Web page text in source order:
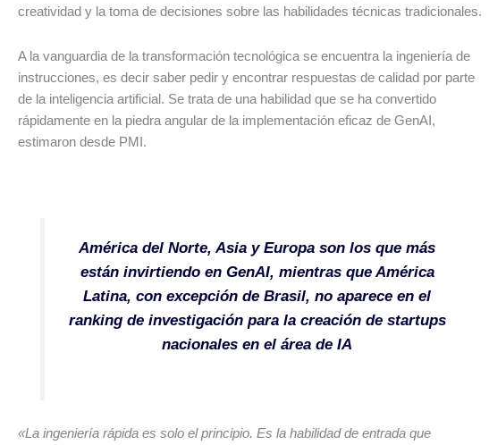
creatividad y la toma de decisiones sobre las habilidades técnicas tradicionales.
A la vanguardia de la transformación tecnológica se encuentra la ingeniería de
instrucciones, es decir saber pedir y encontrar respuestas de calidad por parte
de la inteligencia artificial. Se trata de una habilidad que se ha convertido
rápidamente en la piedra angular de la implementación eficaz de GenAI,
estimaron desde PMI.
América del Norte, Asia y Europa son los que más
están invirtiendo en GenAI, mientras que América
Latina, con excepción de Brasil, no aparece en el
ranking de investigación para la creación de startups
nacionales en el área de IA
«La ingeniería rápida es solo el principio. Es la habilidad de entrada que